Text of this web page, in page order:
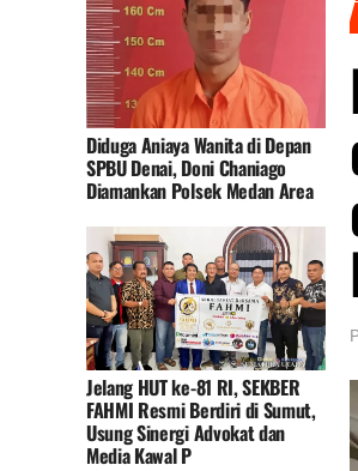
Diduga Aniaya Wanita di Depan
SPBU Denai, Doni Chaniago
Diamankan Polsek Medan Area
Jelang HUT ke-81 RI, SEKBER
FAHMI Resmi Berdiri di Sumut,
Usung Sinergi Advokat dan
Media Kawal P